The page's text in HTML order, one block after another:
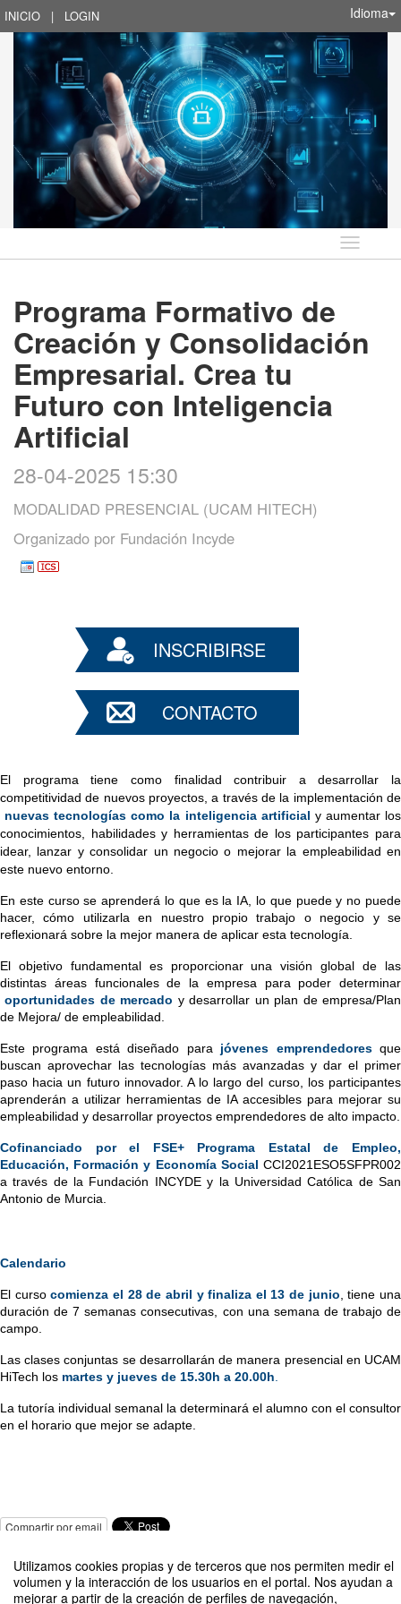
Utilizamos cookies propias y de terceros que nos permiten medir el
volumen y la interacción de los usuarios en el portal. Nos ayudan a
mejorar a partir de la creación de perfiles de navegación,
INICIO | LOGIN Idioma
Idioma
Programa Formativo de
Creación y Consolidación
Empresarial. Crea tu
Futuro con Inteligencia
Artificial
28-04-2025 15:30
MODALIDAD PRESENCIAL (UCAM HITECH)
Organizado por Fundación Incyde
INSCRIBIRSE
CONTACTO
El programa tiene como finalidad contribuir a desarrollar la
competitividad de nuevos proyectos, a través de la implementación de
nuevas tecnologías como la inteligencia artificial y aumentar los
conocimientos, habilidades y herramientas de los participantes para
idear, lanzar y consolidar un negocio o mejorar la empleabilidad en
este nuevo entorno.
En este curso se aprenderá lo que es la IA, lo que puede y no puede
hacer, cómo utilizarla en nuestro propio trabajo o negocio y se
reflexionará sobre la mejor manera de aplicar esta tecnología.
El objetivo fundamental es proporcionar una visión global de las
distintas áreas funcionales de la empresa para poder determinar
oportunidades de mercado y desarrollar un plan de empresa/Plan
de Mejora/ de empleabilidad.
Este programa está diseñado para jóvenes emprendedores que
buscan aprovechar las tecnologías más avanzadas y dar el primer
paso hacia un futuro innovador. A lo largo del curso, los participantes
aprenderán a utilizar herramientas de IA accesibles para mejorar su
empleabilidad y desarrollar proyectos emprendedores de alto impacto.
Cofinanciado por el FSE+ Programa Estatal de Empleo,
Educación, Formación y Economía Social CCI2021ESO5SFPR002
a través de la Fundación INCYDE y la Universidad Católica de San
Antonio de Murcia.
Calendario
El curso comienza el 28 de abril y finaliza el 13 de junio , tiene una
duración de 7 semanas consecutivas, con una semana de trabajo de
campo.
Las clases conjuntas se desarrollarán de manera presencial en UCAM
HiTech los martes y jueves de 15.30h a 20.00h
La tutoría individual semanal la determinará el alumno con el consultor
en el horario que mejor se adapte.
Compartir por email